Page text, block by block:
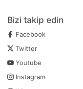
Bizi takip edin
Facebook
Twitter
Youtube
Instagram